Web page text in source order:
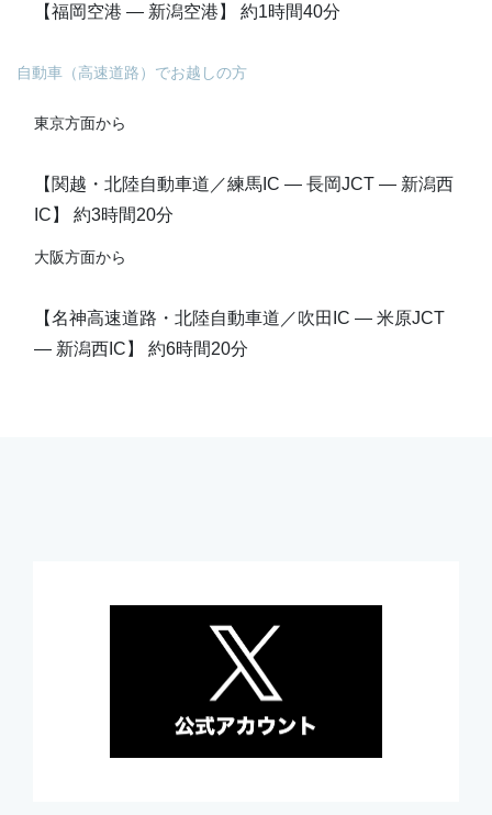
【福岡空港 ― 新潟空港】 約1時間40分
自動車（高速道路）でお越しの方
東京方面から
【関越・北陸自動車道／練馬IC ― 長岡JCT ― 新潟西
IC】 約3時間20分
大阪方面から
【名神高速道路・北陸自動車道／吹田IC ― 米原JCT
― 新潟西IC】 約6時間20分